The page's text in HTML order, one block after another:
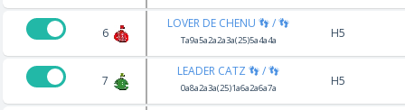
6
LOVER DE CHENU 👣 / 👣
Ta9a5a2a2a3a(25)5a4a4a H5
7
LEADER CATZ 👣 / 👣
0a8a2a3a(25)1a6a2a6a7a H5